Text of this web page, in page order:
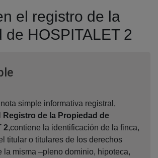
el registro de la
de HOSPITALET 2
Ventana nueva
simple informativa registral,
Registro de la Propiedad de
2,contiene la identificación de la finca,
titular o titulares de los derechos
la misma –pleno dominio, hipoteca,